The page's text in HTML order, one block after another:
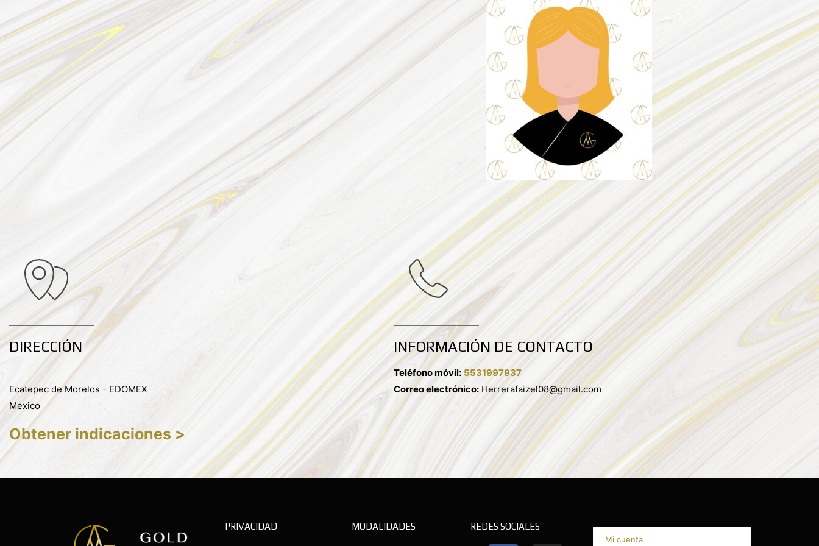
DIRECCIÓN
Ecatepec de Morelos - EDOMEX
Mexico
Obtener indicaciones >
INFORMACIÓN DE CONTACTO
Teléfono móvil: 5531997937
Correo electrónico: Herrerafaizel08@gmail.com
PRIVACIDAD MODALIDADES REDES SOCIALES
Mi cuenta